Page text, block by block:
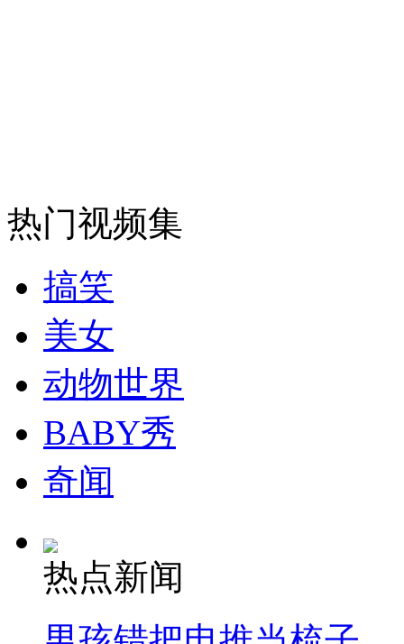
司机酒驾遇交警 急速倒车逃窜
热门视频集
搞笑
美女
动物世界
BABY秀
奇闻
热点新闻